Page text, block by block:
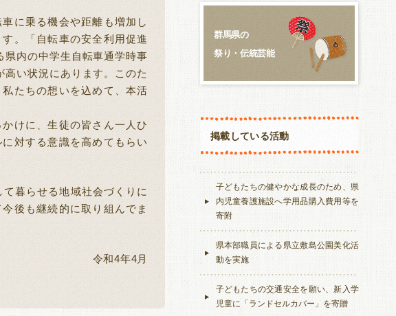
に乗る機会や距離も増加し
。「自転車の安全利用促進
県内の中学生自転車通学時事
高い状況にあります。このた
たちの想いを込めて、本活
けに、生徒の皆さん一人ひ
対する意識を高めてもらい
暮らせる地域社会づくりに
後も継続的に取り組んでま
令和4年4月
群馬県の
祭り・伝統芸能
掲載している活動
子どもたちの健やかな成長のため、県
内児童養護施設へ学用品購入費用等を
寄附
県本部職員による県立敷島公園美化活
動を実施
子どもたちの交通安全を願い、新入学
児童に「ランドセルカバー」を寄贈